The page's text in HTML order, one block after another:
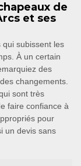
de
et ses
subissent les
À un certain
des
changements.
sont très
faire confiance à
pour
un devis sans